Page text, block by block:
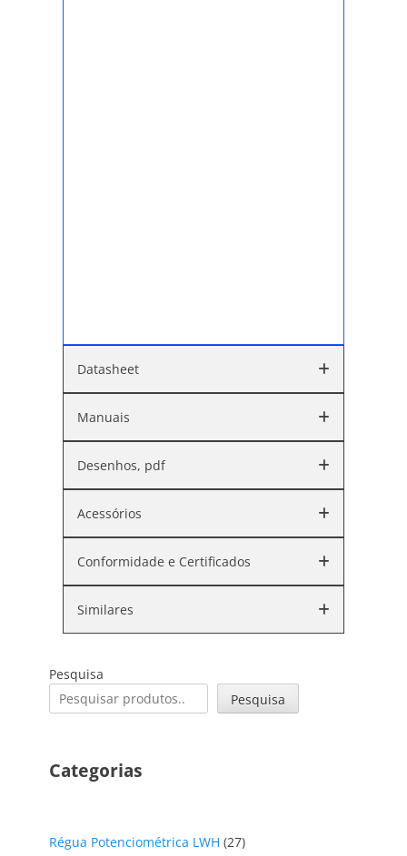
Datasheet
Manuais
Desenhos, pdf
Acessórios
Conformidade e Certificados
Similares
Pesquisa
Pesquisa
Categorias
Régua Potenciométrica LWH 2727